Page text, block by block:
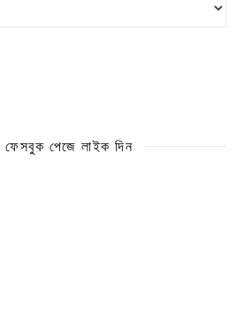
ফেসবুক পেজে লাইক দিন